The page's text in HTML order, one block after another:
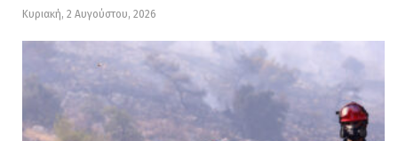
Κυριακή, 2 Αυγούστου, 2026